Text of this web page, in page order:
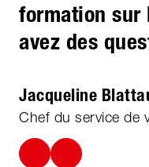
formation sur
avez des
Jacqueline
Chef du service de